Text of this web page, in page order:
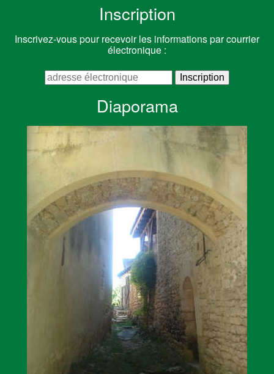
Inscription
Inscrivez-vous pour recevoir les informations par courrier
électronique :
Diaporama